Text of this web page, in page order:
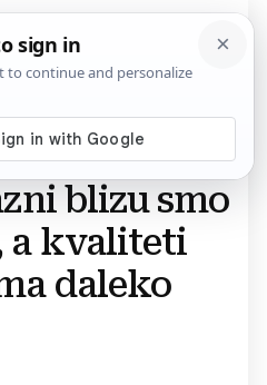
KAZNI
blizu smo
a kvaliteti
daleko